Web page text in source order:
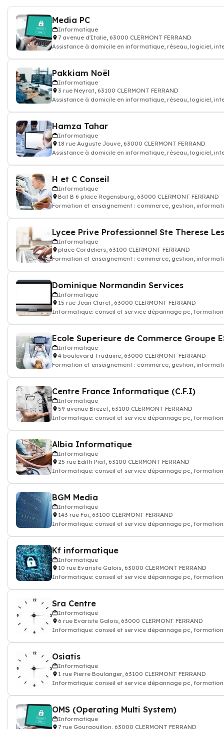
Media PC
Informatique
7 avenue d'Italie, 63000 CLERMONT FERRAND
Assistance à domicile en informatique, réseau, logiciel,
Pakkiam Noël
Informatique
3 rue Neyrat, 63100 CLERMONT FERRAND
Assistance à domicile en informatique, réseau, logiciel,
Hamza Tahar
Informatique
18 rue Auguste Jouve, 63000 CLERMONT FERRAND
Assistance à domicile en informatique, réseau, logiciel,
H et C Conseil
Informatique
Bat B 6 place Regensburg, 63000 CLERMONT FERRAND
Formation et enseignement : commerce, gestion,
Informatique
place Cordeliers, 63100 CLERMONT FERRAND
Formation et enseignement : commerce, gestion,
Dominique Normandin Services
Informatique
15 rue Jean Claret, 63000 CLERMONT FERRAND
Informatique: conseil et service dépannage pc, formation
Informatique
4 boulevard Trudaine, 63000 CLERMONT FERRAND
Formation et enseignement : commerce, gestion,
Centre France Informatique (C.F.I)
Informatique
59 avenue Brezet, 63100 CLERMONT FERRAND
Informatique: conseil et service dépannage pc, formation
Albia Informatique
Informatique
25 rue Edith Piaf, 63100 CLERMONT FERRAND
Informatique: conseil et service dépannage pc, formation
BGM Media
Informatique
143 rue Foi, 63100 CLERMONT FERRAND
Informatique: conseil et service dépannage pc, formation
Kf informatique
Informatique
10 rue Evariste Galois, 63000 CLERMONT FERRAND
Informatique: conseil et service dépannage pc, formation
Sra Centre
Informatique
6 rue Evariste Galois, 63000 CLERMONT FERRAND
Informatique: conseil et service dépannage pc, formation
Osiatis
Informatique
1 rue Pierre Boulanger, 63100 CLERMONT FERRAND
Informatique: conseil et service dépannage pc, formation
OMS (Operating Multi System)
Informatique
7 rue Gourgouillon, 63000 CLERMONT FERRAND